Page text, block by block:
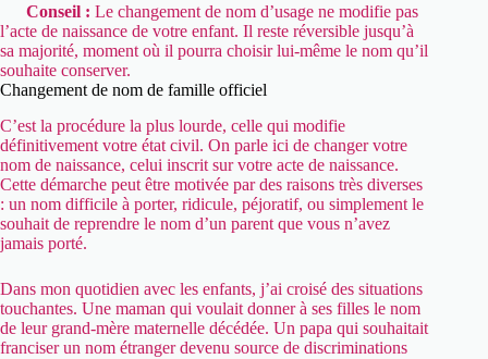
Conseil : Le changement de nom d’usage ne modifie pas
l’acte de naissance de votre enfant. Il reste réversible jusqu’à
sa majorité, moment où il pourra choisir lui-même le nom qu’il
souhaite conserver.
Changement de nom de famille officiel
C’est la procédure la plus lourde, celle qui modifie
définitivement votre état civil. On parle ici de changer votre
nom de naissance, celui inscrit sur votre acte de naissance.
Cette démarche peut être motivée par des raisons très diverses
: un nom difficile à porter, ridicule, péjoratif, ou simplement le
souhait de reprendre le nom d’un parent que vous n’avez
jamais porté.
Dans mon quotidien avec les enfants, j’ai croisé des situations
touchantes. Une maman qui voulait donner à ses filles le nom
de leur grand-mère maternelle décédée. Un papa qui souhaitait
franciser un nom étranger devenu source de discriminations